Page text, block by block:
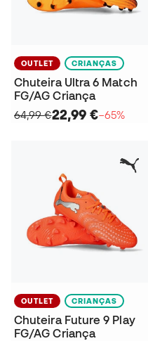
OUTLET CRIANÇAS
Chuteira Ultra 6 Match
FG/AG Criança
64,99 €22,99 €−65%
OUTLET CRIANÇAS
Chuteira Future 9 Play
FG/AG Criança